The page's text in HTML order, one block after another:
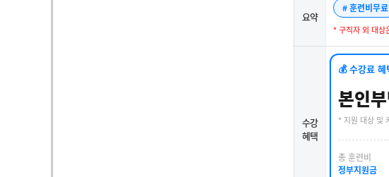
요약
# 훈련비무료
* 구직자 외 대상
수강
혜택
💰 수강료 혜
본인
* 지원 대상 및
총 훈련비
정부지원금